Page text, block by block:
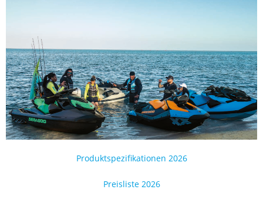
Produktspezifikationen 2026
Preisliste 2026